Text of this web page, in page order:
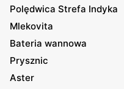
Polędwica Strefa Indyka
Mlekovita
Bateria wannowa
Prysznic
Aster